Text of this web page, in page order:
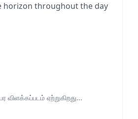
horizon throughout the day
விளக்கப்படம் ஏற்றுகிறது...